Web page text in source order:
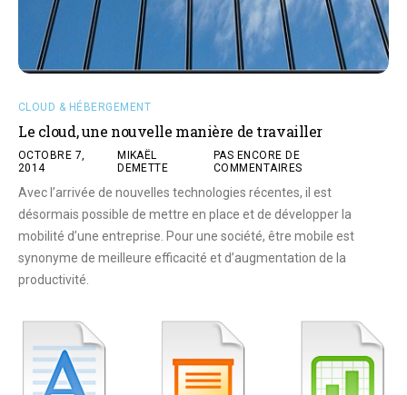
CLOUD & HÉBERGEMENT
Le cloud, une nouvelle manière de travailler
OCTOBRE 7,
2014
MIKAËL
DEMETTE
PAS ENCORE DE
COMMENTAIRES
Avec l’arrivée de nouvelles technologies récentes, il est
désormais possible de mettre en place et de développer la
mobilité d’une entreprise. Pour une société, être mobile est
synonyme de meilleure efficacité et d’augmentation de la
productivité.